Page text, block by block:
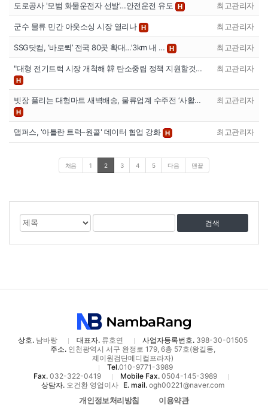
도로공사 '모범 화물운전자 선발'…안전운전 유도 H 최고관리자
군수 물류 민간 아웃소싱 시장 열리나 H 최고관리자
SSG닷컴, ‘바로퀵’ 전국 80곳 확대…'3km 내 … H 최고관리자
"대형 전기트럭 시장 개척해 韓 탄소중립 정책 지원할것…
H
최고관리자
빗장 풀리는 대형마트 새벽배송, 물류업계 수주전 ‘사활…
H
최고관리자
맵퍼스, '아틀란 트럭–원콜' 데이터 협업 강화 H 최고관리자
처음 1 2 3 4 5 다음 맨끝
게
물
검
색
대
검
어
상호.남바랑 대표자.류호연 사업자등록번호.398-30-01505
주소.인천광역시 서구 완정로 179, 6층 57호(왕길동,
제이원검단메디컬프라자)
Tel.010-9771-3989
Fax. 032-322-0419 Mobile Fax. 0504-145-3989
상담자.오건환 영업이사 E. mail.ogh00221@naver.com
개인정보처리방침 이용약관